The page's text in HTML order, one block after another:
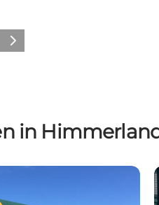
Folie
Nächste Folie
in